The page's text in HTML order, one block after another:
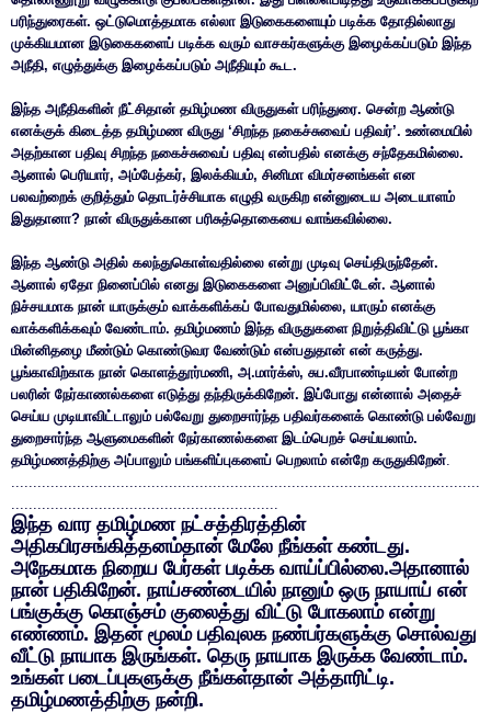
பரிந்துரைகள். ஒட்டுமொத்தமாக எல்லா இடுகைகளையும் படிக்க தோதில்லாது
முக்கியமான இடுகைகளைப் படிக்க வரும் வாசகர்களுக்கு இழைக்கப்படும் இந்த
அநீதி, எழுத்துக்கு இழைக்கப்படும் அநீதியும் கூட.
இந்த அநீதிகளின் நீட்சிதான் தமிழ்மண விருதுகள் பரிந்துரை. சென்ற ஆண்டு
எனக்குக் கிடைத்த தமிழ்மண விருது ‘சிறந்த நகைச்சுவைப் பதிவர்’. உண்மையில்
அதற்கான பதிவு சிறந்த நகைச்சுவைப் பதிவு என்பதில் எனக்கு சந்தேகமில்லை.
ஆனால் பெரியார், அம்பேத்கர், இலக்கியம், சினிமா விமர்சனங்கள் என
பலவற்றைக் குறித்தும் தொடர்ச்சியாக எழுதி வருகிற என்னுடைய அடையாளம்
இதுதானா? நான் விருதுக்கான பரிசுத்தொகையை வாங்கவில்லை.
இந்த ஆண்டு அதில் கலந்துகொள்வதில்லை என்று முடிவு செய்திருந்தேன்.
ஆனால் ஏதோ நினைப்பில் எனது இடுகைகளை அனுப்பிவிட்டேன். ஆனால்
நிச்சயமாக நான் யாருக்கும் வாக்களிக்கப் போவதுமில்லை, யாரும் எனக்கு
வாக்களிக்கவும் வேண்டாம். தமிழ்மணம் இந்த விருதுகளை நிறுத்திவிட்டு பூங்கா
மின்னிதழை மீண்டும் கொண்டுவர வேண்டும் என்பதுதான் என் கருத்து.
பூங்காவிற்காக நான் கொளத்தூர்மணி, அ.மார்க்ஸ், சுப.வீரபாண்டியன் போன்ற
பலரின் நேர்காணல்களை எடுத்து தந்திருக்கிறேன். இப்போது என்னால் அதைச்
செய்ய முடியாவிட்டாலும் பல்வேறு துறைசார்ந்த பதிவர்களைக் கொண்டு பல்வேறு
துறைசார்ந்த ஆளுமைகளின் நேர்காணல்களை இடம்பெறச் செய்யலாம்.
தமிழ்மணத்திற்கு அப்பாலும் பங்களிப்புகளைப் பெறலாம் என்றே கருதுகிறேன்
இந்த வார தமிழ்மண நட்சத்திரத்தின்
அதிகபிரசங்கித்தனம்தான் மேலே நீங்கள் கண்டது.
அநேகமாக நிறைய பேர்கள் படிக்க வாய்ப்பில்லை.அதானால்
நான் பதிகிறேன். நாய்சண்டையில் நானும் ஒரு நாயாய் என்
பங்குக்கு கொஞ்சம் குலைத்து விட்டு போகலாம் என்று
எண்ணம். இதன் மூலம் பதிவுலக நண்பர்களுக்கு சொல்வது
வீட்டு நாயாக இருங்கள். தெரு நாயாக இருக்க வேண்டாம்.
உங்கள் படைப்புகளுக்கு நீங்கள்தான் அத்தாரிட்டி.
தமிழ்மணத்திற்கு நன்றி.